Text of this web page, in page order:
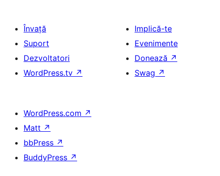
Învață
Suport
Dezvoltatori
WordPress.tv ↗
Implică-te
Evenimente
Donează ↗
Swag ↗
WordPress.com ↗
Matt ↗
bbPress ↗
BuddyPress ↗